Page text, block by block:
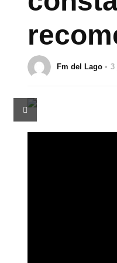
Fm del Lago 3